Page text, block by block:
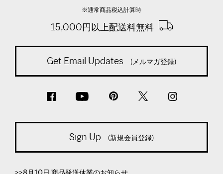
※通常商品税込計算時
15,000円以上配送料無料
Get Email Updates (メルマガ登録)
Sign Up (新規会員登録)